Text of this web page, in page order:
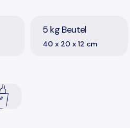
5 kg Beutel
40 x 20 x 12 cm